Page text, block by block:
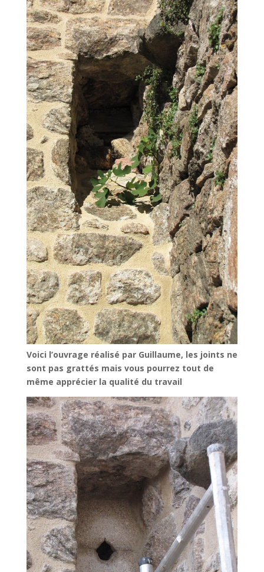
Voici l’ouvrage réalisé par Guillaume, les joints ne
sont pas grattés mais vous pourrez tout de
même apprécier la qualité du travail